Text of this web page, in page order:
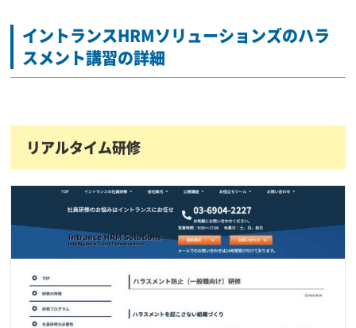
イントランスHRMソリューションズのハラ
スメント講習の詳細
リアルタイム研修